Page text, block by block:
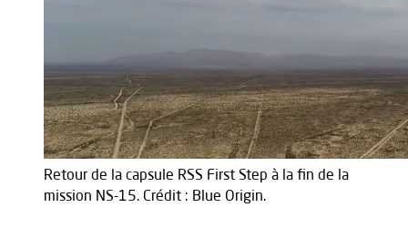
Retour de la capsule RSS First Step à la fin de la
mission NS-15. Crédit : Blue Origin.